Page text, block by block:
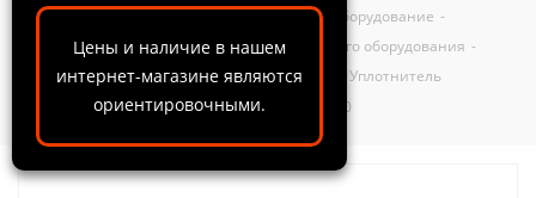
Цены и наличие в нашем
интернет-магазине являются
ориентировочными.
ООО "ИнтелТех" - Каталог - Пескоструйное оборудование -
Комплектующие и запчасти для пескоструйного оборудования -
Запчасти для пескоструйного оборудования
Уплотнитель
резиновый CONTRACOR для CQP-0, CQT-0,CFT-0